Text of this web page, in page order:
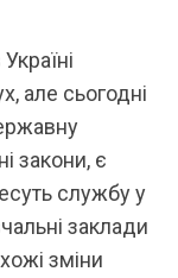
але сьогодні
закони, є
службу у
заклади
зміни